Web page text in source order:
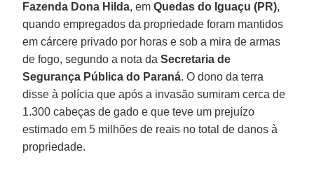
Fazenda Dona Hilda, emQuedas do Iguaçu (PR),
quando empregados da propriedade foram mantidos
em cárcere privado por horas e sob a mira de armas
de fogo, segundo a nota daSecretaria de
Segurança Pública do Paraná. O dono da terra
disse à polícia que após a invasão sumiram cerca de
1.300 cabeças de gado e que teve um prejuízo
estimado em 5 milhões de reais no total de danos à
propriedade.